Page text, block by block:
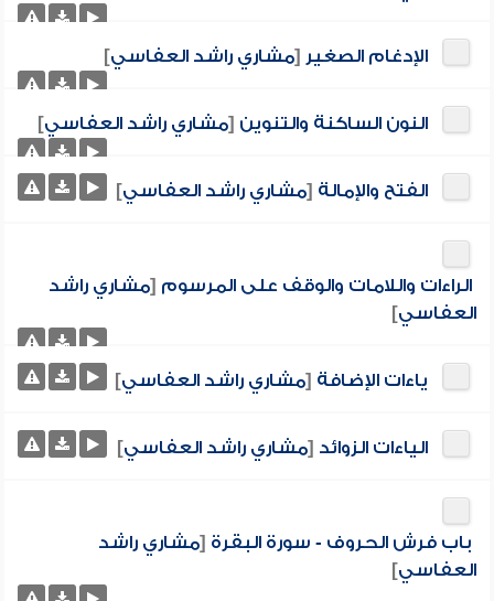
الإدغام الصغير [مشاري راشد العفاسي]
النون الساكنة والتنوين [مشاري راشد العفاسي]
الفتح والإمالة [مشاري راشد العفاسي]
الراءات واللامات والوقف على المرسوم [مشاري راشد
العفاسي]
ياءات الإضافة [مشاري راشد العفاسي]
الياءات الزوائد [مشاري راشد العفاسي]
باب فرش الحروف - سورة البقرة [مشاري راشد
العفاسي]